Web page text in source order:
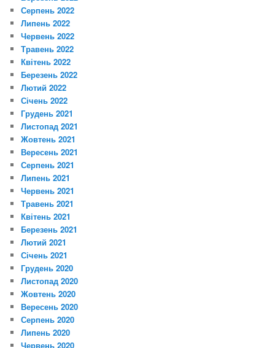
Серпень 2022
Липень 2022
Червень 2022
Травень 2022
Квітень 2022
Березень 2022
Лютий 2022
Січень 2022
Грудень 2021
Листопад 2021
Жовтень 2021
Вересень 2021
Серпень 2021
Липень 2021
Червень 2021
Травень 2021
Квітень 2021
Березень 2021
Лютий 2021
Січень 2021
Грудень 2020
Листопад 2020
Жовтень 2020
Вересень 2020
Серпень 2020
Липень 2020
Червень 2020